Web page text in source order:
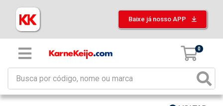
Baixe já nosso APP
0